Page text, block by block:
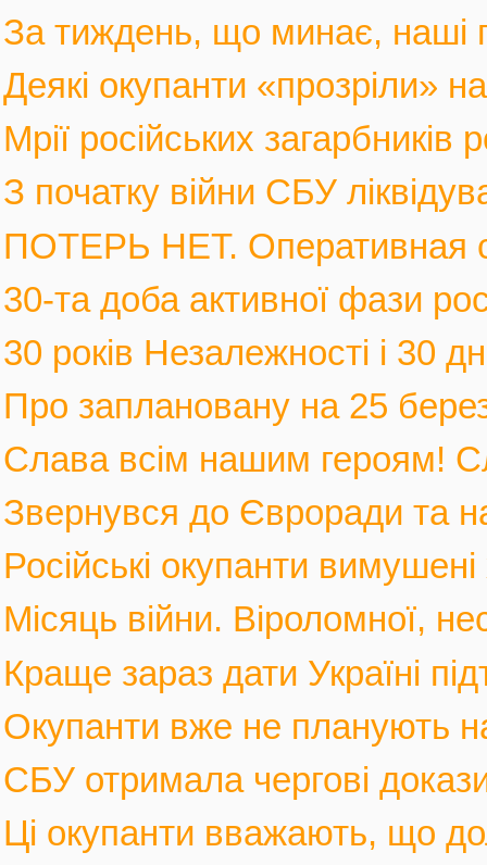
За тиждень, що минає, наші
Деякі окупанти «прозріли»
Мрії російських
З початку війни СБУ
ПОТЕРЬ НЕТ. Оперативная
30-та доба активної фази
30 років Незалежності і 30
Про заплановану на 25
Слава всім нашим героям!
Звернувся до Євроради та
Російські окупанти
Місяць війни. Віроломної,
Краще зараз дати Україні
Окупанти вже не планують
СБУ отримала чергові
Ці окупанти вважають, що